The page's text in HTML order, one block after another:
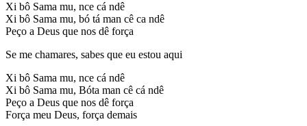
Xi bô Sama mu, nce cá ndê
Xi bô Sama mu, bó tá man cê ca ndê
Peço a Deus que nos dê força
Se me chamares, sabes que eu estou aqui
Xi bô Sama mu, nce cá ndê
Xi bô Sama mu, Bóta man cê cá ndê
Peço a Deus que nos dê força
Força meu Deus, força demais